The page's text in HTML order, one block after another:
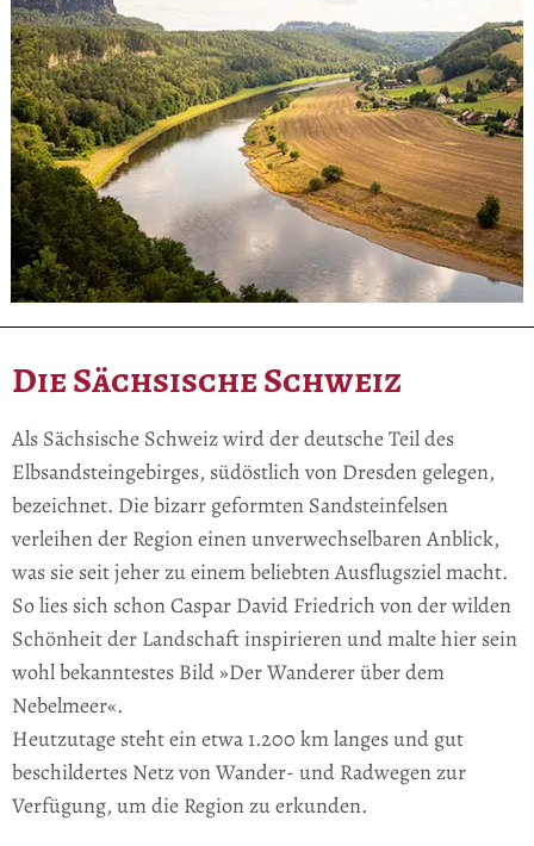
Die Sächsische Schweiz
Als Sächsische Schweiz wird der deutsche Teil des
Elbsandsteingebirges, südöstlich von Dresden gelegen,
bezeichnet. Die bizarr geformten Sandsteinfelsen
verleihen der Region einen unverwechselbaren Anblick,
was sie seit jeher zu einem beliebten Ausflugsziel macht.
So lies sich schon Caspar David Friedrich von der wilden
Schönheit der Landschaft inspirieren und malte hier sein
wohl bekanntestes Bild »Der Wanderer über dem
Nebelmeer«.
Heutzutage steht ein etwa 1.200 km langes und gut
beschildertes Netz von Wander- und Radwegen zur
Verfügung, um die Region zu erkunden.